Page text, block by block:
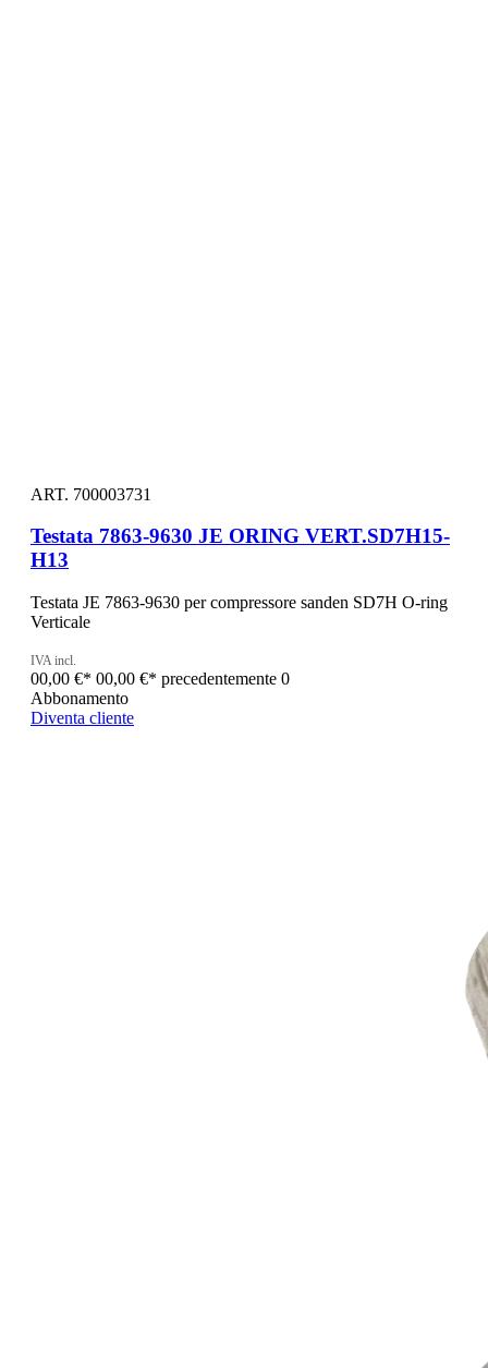
ART. 700003731
Testata 7863-9630 JE ORING VERT.SD7H15-
H13
Testata JE 7863-9630 per compressore sanden SD7H O-ring
Verticale
IVA incl.
00,00 €* 00,00 €* precedentemente 0
Abbonamento
Diventa cliente